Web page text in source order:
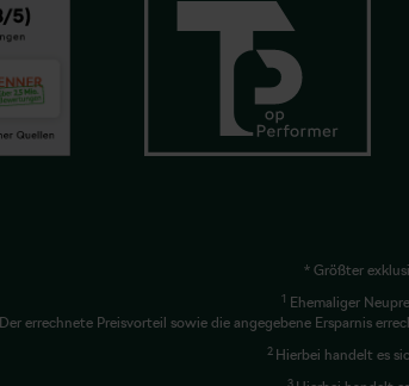
* Größter
1 Ehemaliger
Der errechnete Preisvorteil sowie die angegebene Ersparnis
2 Hierbei handelt es
3